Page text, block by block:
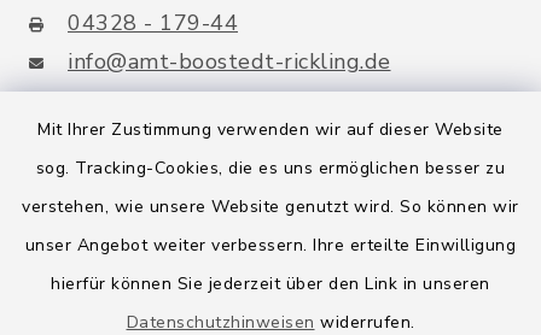
Mit Ihrer Zustimmung verwenden wir auf dieser Website
sog. Tracking-Cookies, die es uns ermöglichen besser zu
verstehen, wie unsere Website genutzt wird. So können wir
unser Angebot weiter verbessern. Ihre erteilte Einwilligung
hierfür können Sie jederzeit über den Link in unseren
Datenschutzhinweisen widerrufen.
04328 - 179-44
info@amt-boostedt-rickling.de
Quicklinks
Amt Boostedt-Rickling
Amtsbroschüre